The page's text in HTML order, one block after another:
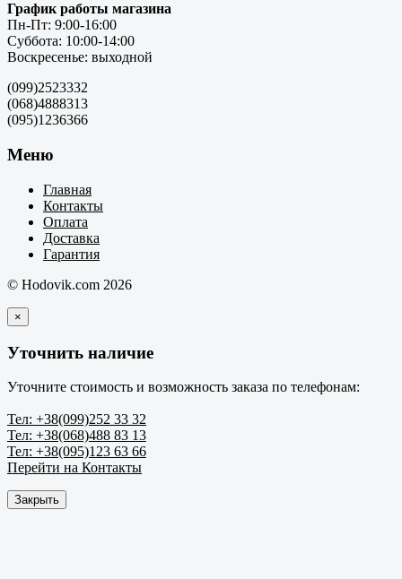
График работы магазина
Пн-Пт: 9:00-16:00
Суббота: 10:00-14:00
Воскресенье: выходной
(099)2523332
(068)4888313
(095)1236366
Меню
Главная
Контакты
Оплата
Доставка
Гарантия
© Hodovik.com 2026
×
Уточнить наличие
Уточните стоимость и возможность заказа по телефонам:
Тел: +38(099)252 33 32
Тел: +38(068)488 83 13
Тел: +38(095)123 63 66
Перейти на Контакты
Закрыть